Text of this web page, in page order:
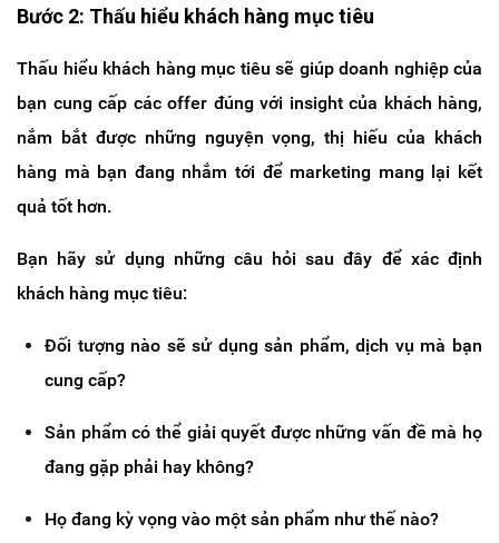
Bước 2: Thấu hiểu khách hàng mục tiêu
Thấu hiểu khách hàng mục tiêu sẽ giúp doanh nghiệp của
bạn cung cấp các offer đúng với insight của khách hàng,
nắm bắt được những nguyện vọng, thị hiếu của khách
hàng mà bạn đang nhắm tới để marketing mang lại kết
quả tốt hơn.
Bạn hãy sử dụng những câu hỏi sau đây để xác định
khách hàng mục tiêu:
Đối tượng nào sẽ sử dụng sản phẩm, dịch vụ mà bạn
cung cấp?
Sản phẩm có thể giải quyết được những vấn đề mà họ
đang gặp phải hay không?
Họ đang kỳ vọng vào một sản phẩm như thế nào?